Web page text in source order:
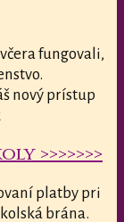
fungovali,
nový prístup
>>>>>>>
platby pri
brána.